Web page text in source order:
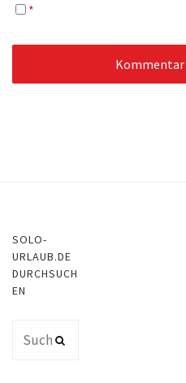
*
SOLO-
URLAUB.DE
DURCHSUCH
EN